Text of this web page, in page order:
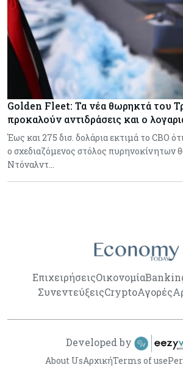
Golden Fleet: Τα νέα θωρηκτά του
προκαλούν αντιδράσεις και ο
Έως και 275 δισ. δολάρια εκτιμά το CBO
ο σχεδιαζόμενος στόλος πυρηνοκίνητων
Ντόναλντ…
ΕπιχειρήσειςΟικονομία
ΣυνεντεύξειςCryptoΑγορές
About UsΑρχικήTerms of use
Developed by